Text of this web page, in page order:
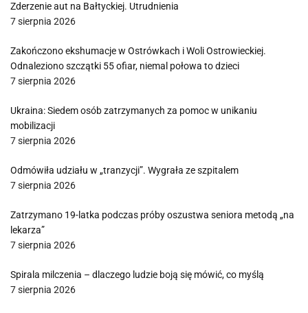
Zderzenie aut na Bałtyckiej. Utrudnienia
7 sierpnia 2026
Zakończono ekshumacje w Ostrówkach i Woli Ostrowieckiej.
Odnaleziono szczątki 55 ofiar, niemal połowa to dzieci
7 sierpnia 2026
Ukraina: Siedem osób zatrzymanych za pomoc w unikaniu
mobilizacji
7 sierpnia 2026
Odmówiła udziału w „tranzycji”. Wygrała ze szpitalem
7 sierpnia 2026
Zatrzymano 19-latka podczas próby oszustwa seniora metodą „na
lekarza”
7 sierpnia 2026
Spirala milczenia – dlaczego ludzie boją się mówić, co myślą
7 sierpnia 2026